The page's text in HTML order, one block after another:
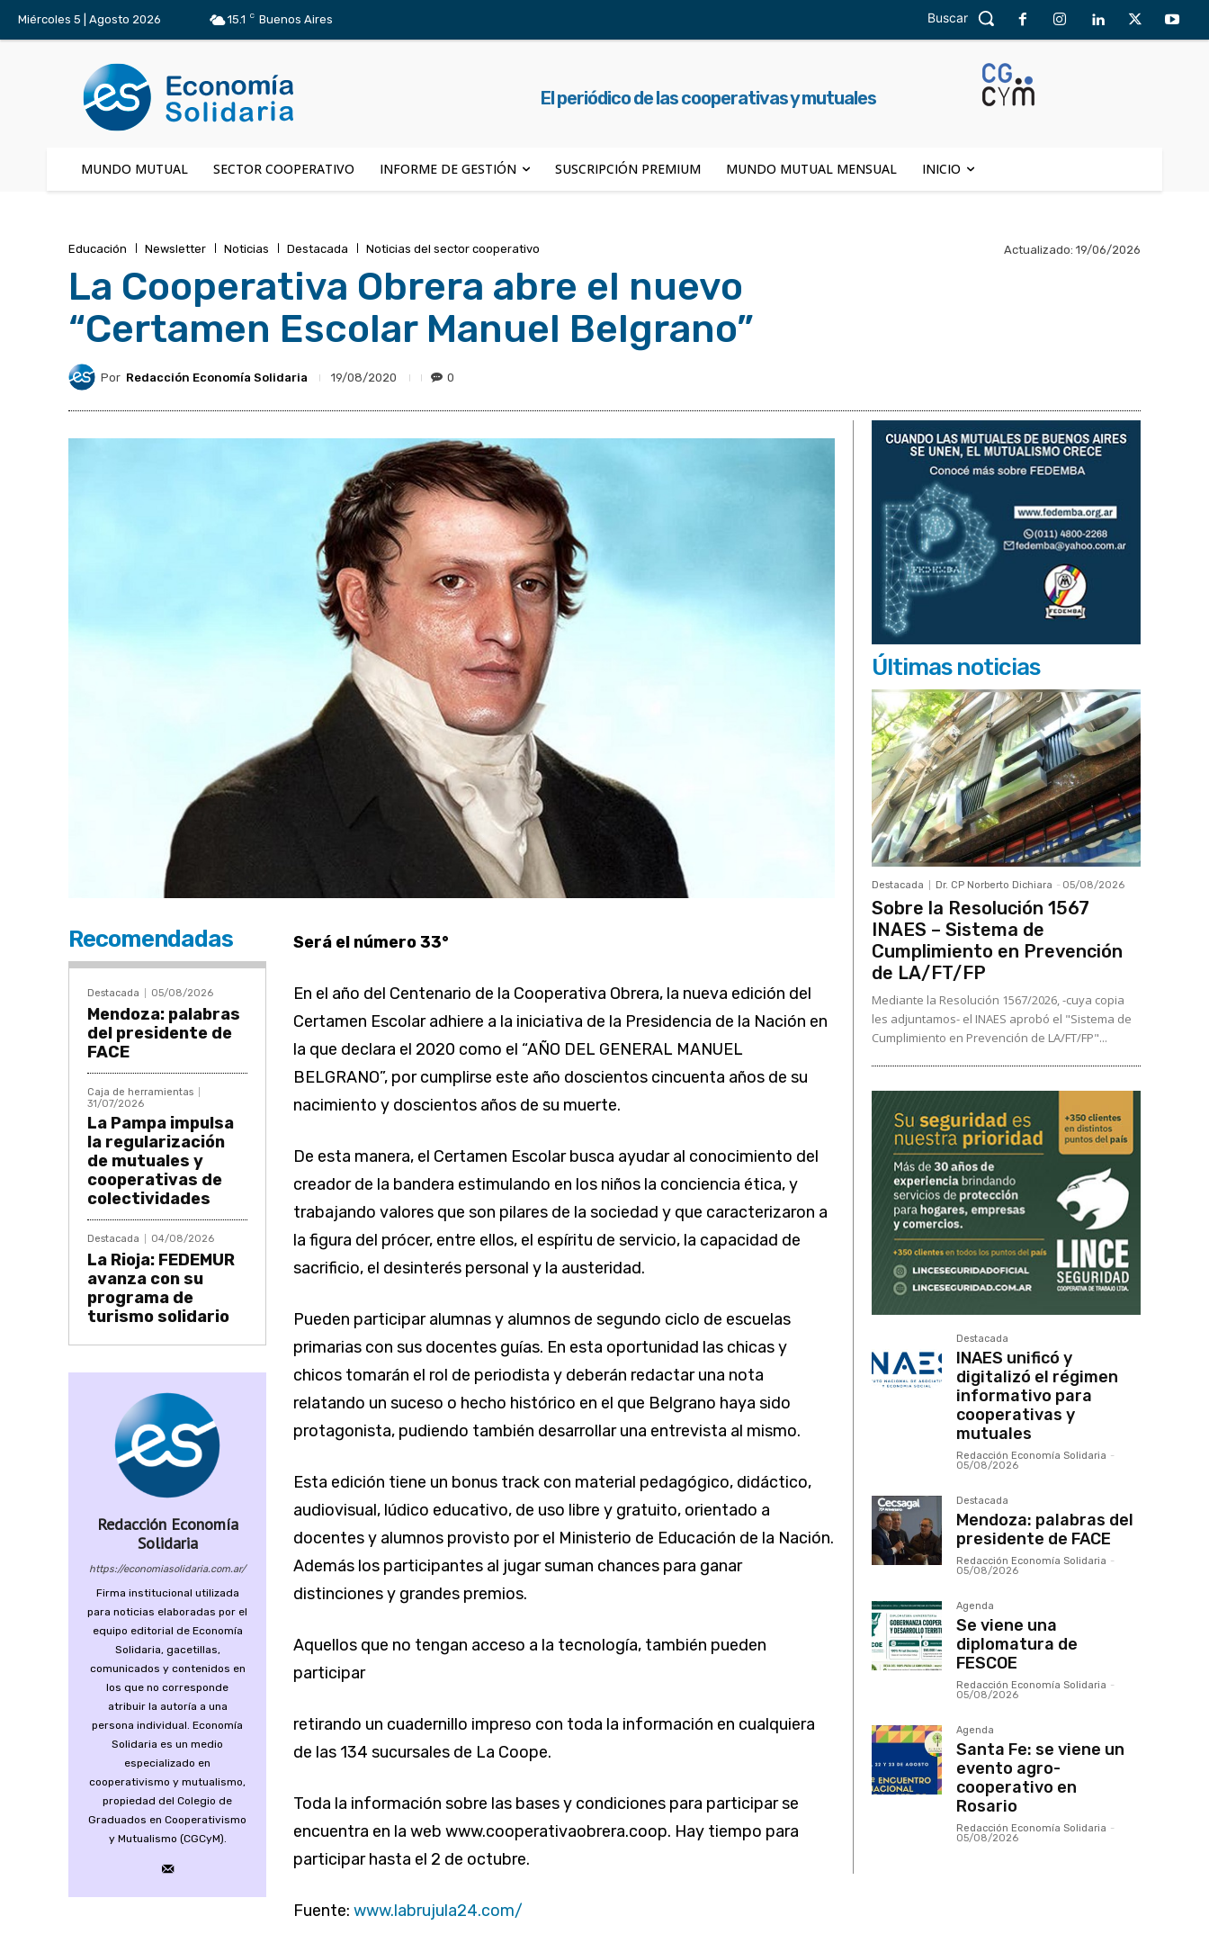
Miércoles 5 | Agosto 2026 15.1 C Buenos Aires Buscar
El periódico de las cooperativas y mutuales
MUNDO MUTUAL SECTOR COOPERATIVO INFORME DE GESTIÓN SUSCRIPCIÓN PREMIUM MUNDO MUTUAL MENSUAL INICIO
Educación Newsletter Noticias Destacada Noticias del sector cooperativo Actualizado: 19/06/2026
La Cooperativa Obrera abre el nuevo
“Certamen Escolar Manuel Belgrano”
Por Redacción Economía Solidaria 19/08/2020 0
Recomendadas
Destacada 05/08/2026
Mendoza: palabras
del presidente de
FACE
Caja de herramientas
31/07/2026
La Pampa impulsa
la regularización
de mutuales y
cooperativas de
colectividades
Destacada 04/08/2026
La Rioja: FEDEMUR
avanza con su
programa de
turismo solidario
Redacción Economía
Solidaria
https://economiasolidaria.com.ar/
Firma institucional utilizada
para noticias elaboradas por el
equipo editorial de Economía
Solidaria, gacetillas,
comunicados y contenidos en
los que no corresponde
atribuir la autoría a una
persona individual. Economía
Solidaria es un medio
especializado en
cooperativismo y mutualismo,
propiedad del Colegio de
Graduados en Cooperativismo
y Mutualismo (CGCyM).
Será el número 33°
En el año del Centenario de la Cooperativa Obrera, la nueva edición del
Certamen Escolar adhiere a la iniciativa de la Presidencia de la Nación en
la que declara el 2020 como el “AÑO DEL GENERAL MANUEL
BELGRANO”, por cumplirse este año doscientos cincuenta años de su
nacimiento y doscientos años de su muerte.
De esta manera, el Certamen Escolar busca ayudar al conocimiento del
creador de la bandera estimulando en los niños la conciencia ética, y
trabajando valores que son pilares de la sociedad y que caracterizaron a
la figura del prócer, entre ellos, el espíritu de servicio, la capacidad de
sacrificio, el desinterés personal y la austeridad.
Pueden participar alumnas y alumnos de segundo ciclo de escuelas
primarias con sus docentes guías. En esta oportunidad las chicas y
chicos tomarán el rol de periodista y deberán redactar una nota
relatando un suceso o hecho histórico en el que Belgrano haya sido
protagonista, pudiendo también desarrollar una entrevista al mismo.
Esta edición tiene un bonus track con material pedagógico, didáctico,
audiovisual, lúdico educativo, de uso libre y gratuito, orientado a
docentes y alumnos provisto por el Ministerio de Educación de la Nación.
Además los participantes al jugar suman chances para ganar
distinciones y grandes premios.
Aquellos que no tengan acceso a la tecnología, también pueden
participar
retirando un cuadernillo impreso con toda la información en cualquiera
de las 134 sucursales de La Coope.
Toda la información sobre las bases y condiciones para participar se
encuentra en la web www.cooperativaobrera.coop. Hay tiempo para
participar hasta el 2 de octubre.
Fuente: www.labrujula24.com/
Últimas noticias
Destacada Dr. CP Norberto Dichiara - 05/08/2026
Sobre la Resolución 1567
INAES – Sistema de
Cumplimiento en Prevención
de LA/FT/FP
Mediante la Resolución 1567/2026, -cuya copia
les adjuntamos- el INAES aprobó el "Sistema de
Cumplimiento en Prevención de LA/FT/FP"...
Destacada
INAES unificó y
digitalizó el régimen
informativo para
cooperativas y
mutuales
Redacción Economía Solidaria -
05/08/2026
Destacada
Mendoza: palabras del
presidente de FACE
Redacción Economía Solidaria -
05/08/2026
Agenda
Se viene una
diplomatura de
FESCOE
Redacción Economía Solidaria -
05/08/2026
Agenda
Santa Fe: se viene un
evento agro-
cooperativo en
Rosario
Redacción Economía Solidaria -
05/08/2026